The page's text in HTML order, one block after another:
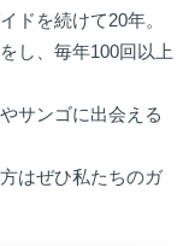
ドを続けて20年。
し、毎年100回以上
サンゴに出会える
はぜひ私たちのガ